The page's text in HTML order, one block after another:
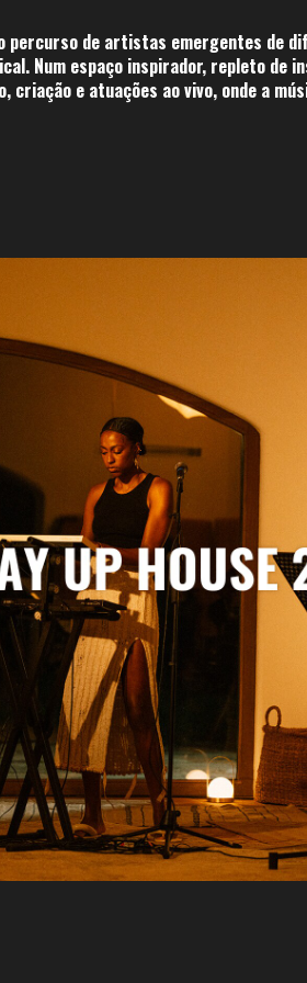
percurso de artistas emergentes de
Num espaço inspirador, repleto
criação e atuações ao vivo, onde a